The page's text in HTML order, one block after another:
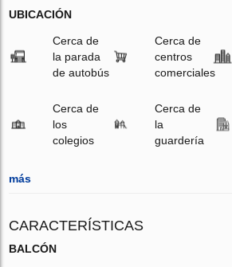
UBICACIÓN
Cerca de
la parada
de autobús
Cerca de
centros
comerciales
Cerca de
los
colegios
Cerca de
la
guardería
más
CARACTERÍSTICAS
BALCÓN